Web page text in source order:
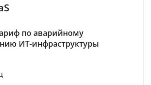
по аварийному
ИТ-инфраструктуры